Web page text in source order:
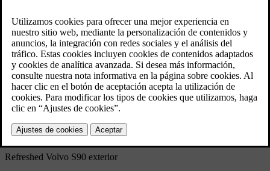
Refreshed Volvo S90 exterior
4/17/2025
Marcador
Compartir
Descargar
Refreshed Volvo S90 exterior